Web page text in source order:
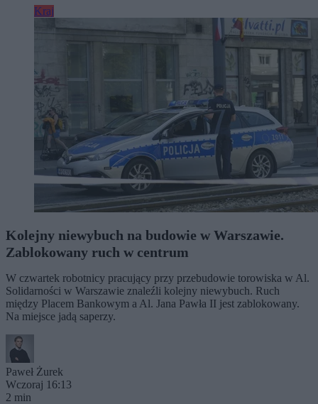
Kraj
Kolejny niewybuch na budowie w Warszawie.
Zablokowany ruch w centrum
W czwartek robotnicy pracujący przy przebudowie torowiska w Al.
Solidarności w Warszawie znaleźli kolejny niewybuch. Ruch
między Placem Bankowym a Al. Jana Pawła II jest zablokowany.
Na miejsce jadą saperzy.
Paweł Żurek
Wczoraj 16:13
2 min